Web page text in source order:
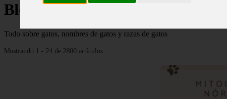
Blog sobre gatos
Todo sobre gatos, nombres de gatos y razas de gatos
Mostrando 1 - 24 de 2800 artículos